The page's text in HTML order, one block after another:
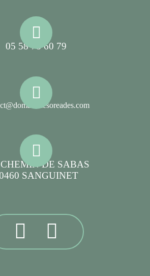
05 58 78 60 79
DE SABAS
SANGUINET